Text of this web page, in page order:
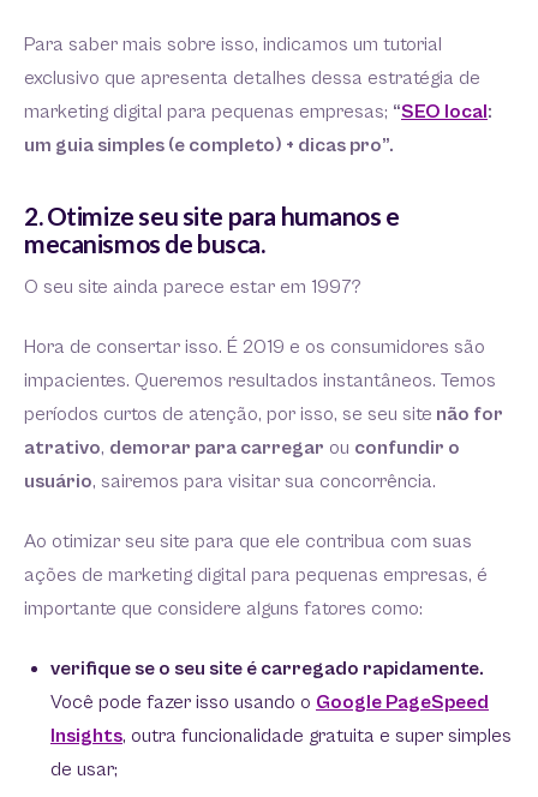
Para saber mais sobre isso, indicamos um tutorial
exclusivo que apresenta detalhes dessa estratégia de
marketing digital para pequenas empresas; “SEO local:
um guia simples (e completo) + dicas pro”.
2. Otimize seu site para humanos e
mecanismos de busca.
O seu site ainda parece estar em 1997?
Hora de consertar isso. É 2019 e os consumidores são
impacientes. Queremos resultados instantâneos. Temos
períodos curtos de atenção, por isso, se seu site não for
atrativo, demorar para carregar ou confundir o
usuário, sairemos para visitar sua concorrência.
Ao otimizar seu site para que ele contribua com suas
ações de marketing digital para pequenas empresas, é
importante que considere alguns fatores como:
verifique se o seu site é carregado rapidamente.
Você pode fazer isso usando o Google PageSpeed
Insights, outra funcionalidade gratuita e super simples
de usar;